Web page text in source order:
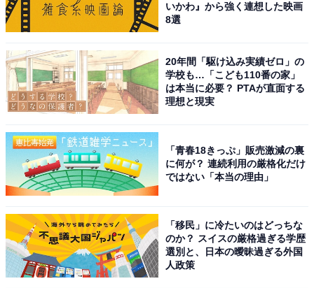
いかわ』から強く連想した映画
8選
20年間「駆け込み実績ゼロ」の
学校も…「こども110番の家」
は本当に必要？ PTAが直面する
理想と現実
「青春18きっぷ」販売激減の裏
に何が？ 連続利用の厳格化だけ
ではない「本当の理由」
「移民」に冷たいのはどっちな
のか？ スイスの厳格過ぎる学歴
選別と、日本の曖昧過ぎる外国
人政策